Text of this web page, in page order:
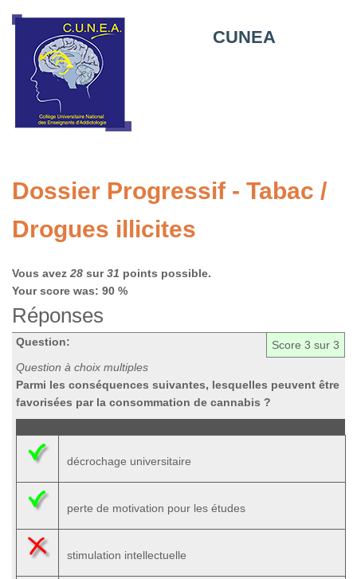
CUNEA
Dossier Progressif - Tabac /
Drogues illicites
Vous avez 28 sur31 points possible.
Your score was: 90 %
Réponses
Score 3 sur 3
Question:
Question à choix multiples
Parmi les conséquences suivantes, lesquelles peuvent être
favorisées par la consommation de cannabis ?
décrochage universitaire
perte de motivation pour les études
stimulation intellectuelle